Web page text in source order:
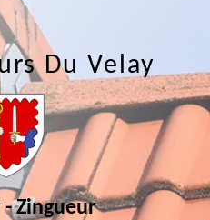
Du Velay
Zingueur